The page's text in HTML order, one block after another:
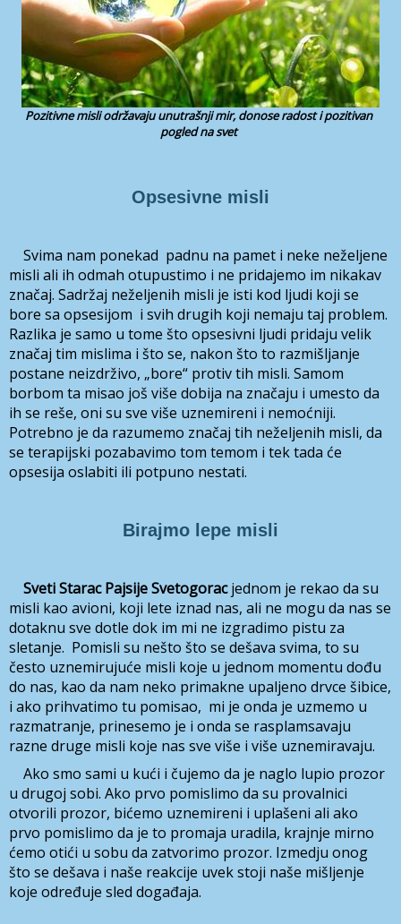
Pozitivne misli održavaju unutrašnji mir, donose radost i pozitivan
pogled na svet
Opsesivne misli
Svima nam ponekad padnu na pamet i neke neželjene
misli ali ih odmah otupustimo i ne pridajemo im nikakav
značaj. Sadržaj neželjenih misli je isti kod ljudi koji se
bore sa opsesijom i svih drugih koji nemaju taj problem.
Razlika je samo u tome što opsesivni ljudi pridaju velik
značaj tim mislima i što se, nakon što to razmišljanje
postane neizdrživo, „bore“ protiv tih misli. Samom
borbom ta misao još više dobija na značaju i umesto da
ih se reše, oni su sve više uznemireni i nemoćniji.
Potrebno je da razumemo značaj tih neželjenih misli, da
se terapijski pozabavimo tom temom i tek tada će
opsesija oslabiti ili potpuno nestati.
Birajmo lepe misli
Sveti Starac Pajsije Svetogoracjednom je rekao da su
misli kao avioni, koji lete iznad nas, ali ne mogu da nas se
dotaknu sve dotle dok im mi ne izgradimo pistu za
sletanje. Pomisli su nešto što se dešava svima, to su
često uznemirujuće misli koje u jednom momentu dođu
do nas, kao da nam neko primakne upaljeno drvce šibice,
i ako prihvatimo tu pomisao, mi je onda je uzmemo u
razmatranje, prinesemo je i onda se rasplamsavaju
razne druge misli koje nas sve više i više uznemiravaju.
Ako smo sami u kući i čujemo da je naglo lupio prozor
u drugoj sobi. Ako prvo pomislimo da su provalnici
otvorili prozor, bićemo uznemireni i uplašeni ali ako
prvo pomislimo da je to promaja uradila, krajnje mirno
ćemo otići u sobu da zatvorimo prozor. Izmedju onog
što se dešava i naše reakcije uvek stoji naše mišljenje
koje određuje sled događaja.